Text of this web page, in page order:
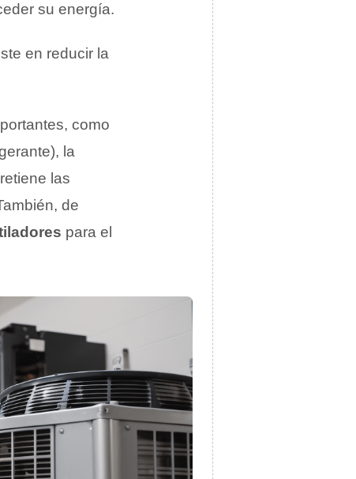
su energía.
en reducir la
como
la
las
de
para el